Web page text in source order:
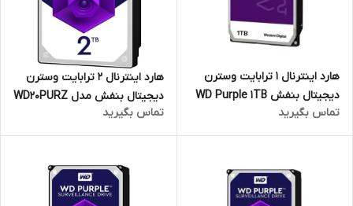
هارد اینترنال 1 ترابایت وسترن
دیجیتال بنفش WD Purple 1TB
(اصلی)
تماس بگیرید
هارد اینترنال 2 ترابایت وسترن
دیجیتال بنفش مدل WD20PURZ
(ایرانتک)
تماس بگیرید